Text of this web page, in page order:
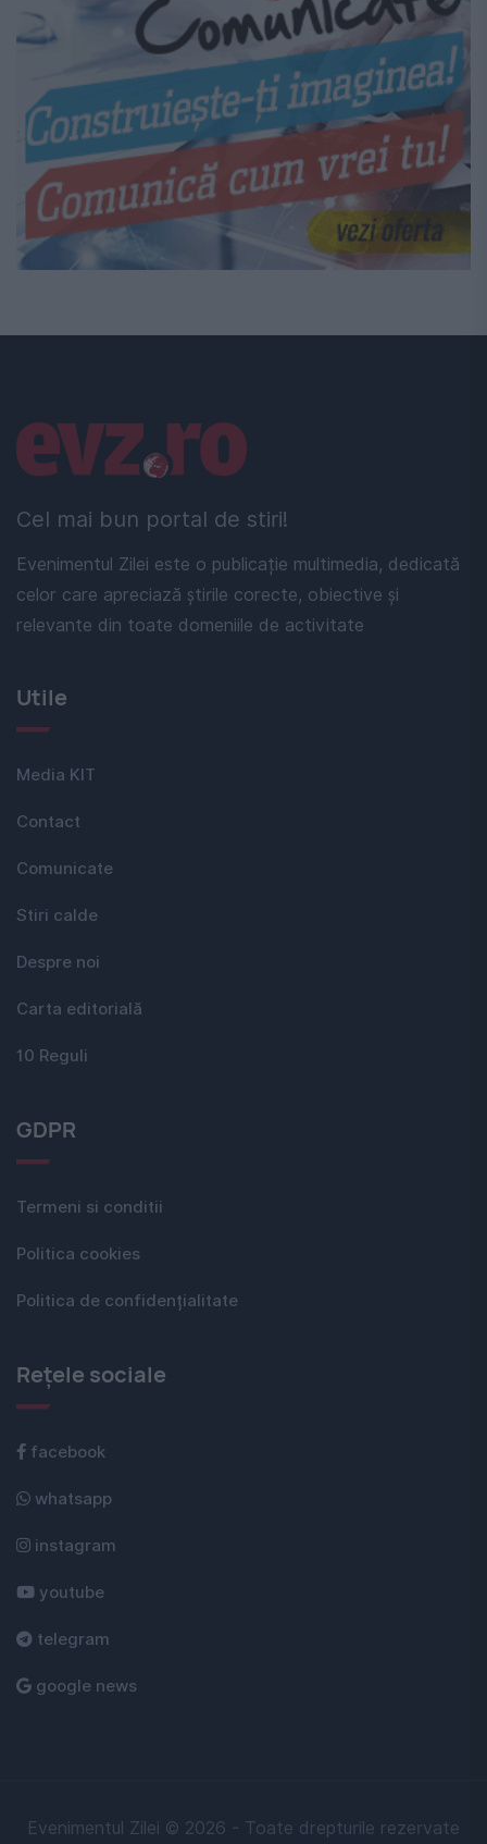
Cel mai bun portal de stiri!
Evenimentul Zilei este o publicație multimedia, dedicată
celor care apreciază știrile corecte, obiective și
relevante din toate domeniile de activitate
Linkuri utile
Utile
Media KIT
Contact
Comunicate
Stiri calde
Despre noi
Carta editorială
10 Reguli
GDPR
Termeni si conditii
Politica cookies
Politica de confidențialitate
Rețele sociale
facebook
whatsapp
instagram
youtube
telegram
google news
Evenimentul Zilei © 2026 - Toate drepturile rezervate